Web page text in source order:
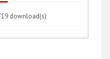
download(s)